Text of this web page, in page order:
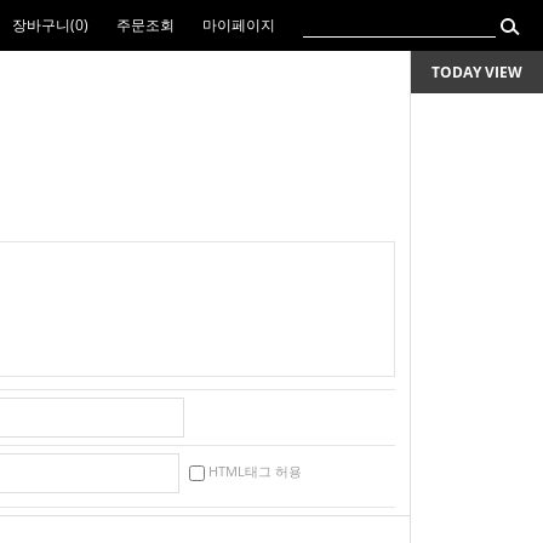
TODAY VIEW
장바구니(0) 주문조회 마이페이지
HTML태그 허용